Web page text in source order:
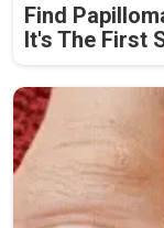
Find
It's The First